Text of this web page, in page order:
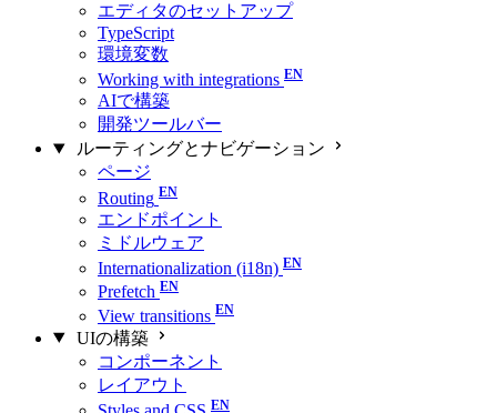
エディタのセットアップ
TypeScript
環境変数
Working with integrations
AIで構築
開発ツールバー
ルーティングとナビゲーション
ページ
Routing
エンドポイント
ミドルウェア
Internationalization (i18n)
Prefetch
View transitions
UIの構築
コンポーネント
レイアウト